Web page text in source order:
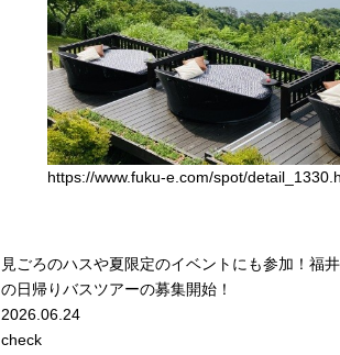
https://www.fuku-e.com/spot/
見ごろのハスや夏限定のイベントにも参加！福
の日帰りバスツアーの募集開始！
2026.06.24
check